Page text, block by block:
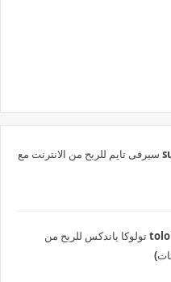
شرح موقع survey time سيرفى تايم للربح من الانترنت مع
شرح موقع toloka yandex تولوكا ياندكس للربح من